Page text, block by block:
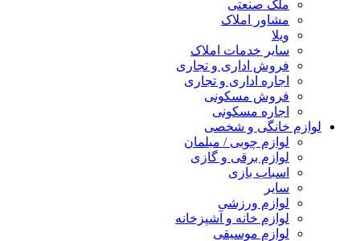
ملک صنعتی
مشاور املاک
ویلا
سایر خدمات املاک
فروش اداری و تجاری
اجاره اداری و تجاری
فروش مسکونی
اجاره مسکونی
لوازم خانگی و شخصی
لوازم چوبی / مبلمان
لوازم برقی و گازی
اسباب بازی
سایر
لوازم ورزشی
لوازم خانه و آشپزخانه
لوازم موسیقی